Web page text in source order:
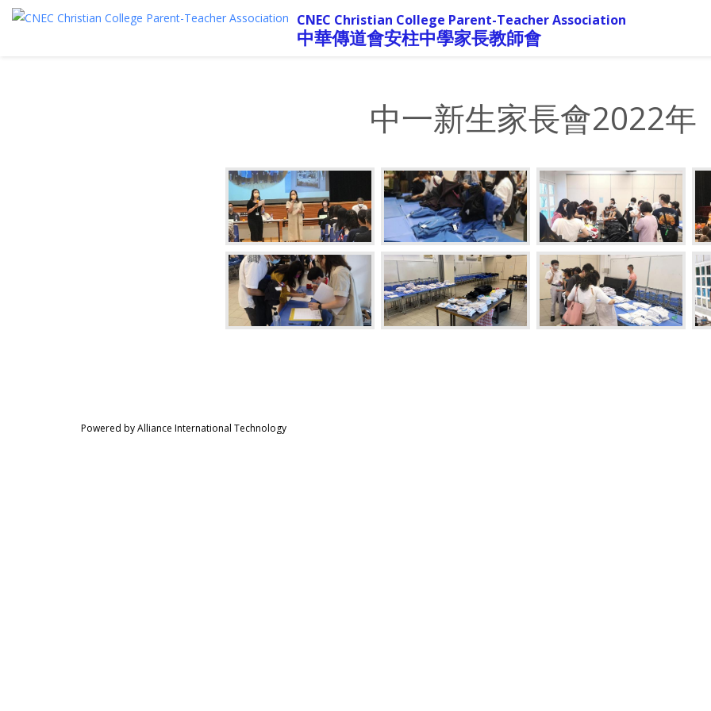
CNEC Christian College Parent-Teacher Association
中華傳道會安柱中學家長教師會
中一新生家長會2022年
Powered by Alliance International Technology